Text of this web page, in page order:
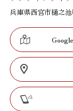
兵庫県西宮市樋之